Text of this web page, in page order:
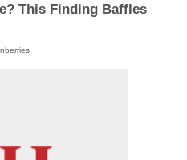
This Finding Baffles